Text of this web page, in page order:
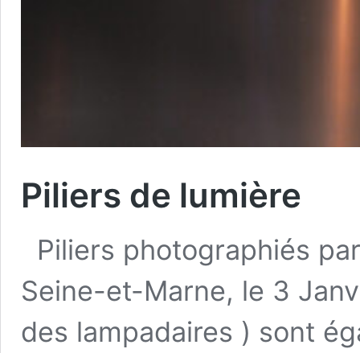
Piliers de lumière
Piliers photographiés
Seine-et-Marne, le 3
des lampadaires ) sont